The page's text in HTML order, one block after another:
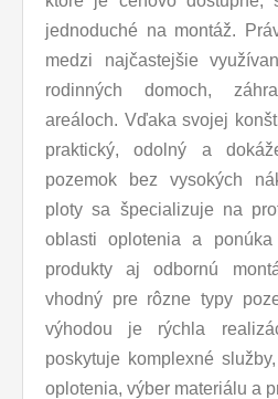
jednoduché na montáž.
medzi najčastejšie
rodinných domoch,
areáloch. Vďaka svojej
praktický, odolný a
pozemok bez vysokých
ploty sa špecializuje na
oblasti oplotenia a ponúka
produkty aj odbornú
vhodný pre rôzne typy
výhodou je rýchla
poskytuje komplexné
oplotenia, výber materiálu a